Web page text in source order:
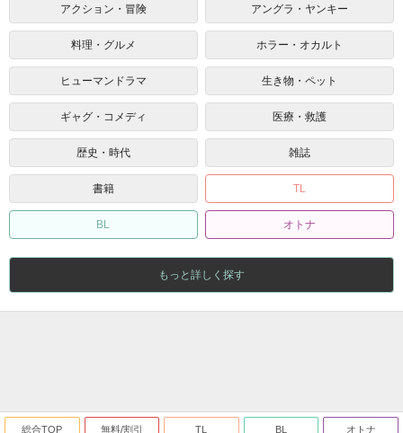
アクション・冒険 アングラ・ヤンキー
料理・グルメ ホラー・オカルト
ヒューマンドラマ 生き物・ペット
ギャグ・コメディ 医療・救護
歴史・時代 雑誌
書籍 TL
BL オトナ
もっと詳しく探す
総合TOP 無料/割引 TL BL オトナ